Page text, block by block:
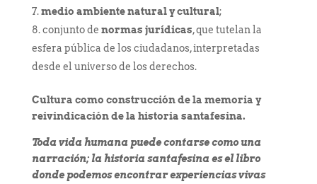
medio ambiente natural y cultural;
conjunto de normas jurídicas, que tutelan la
esfera pública de los ciudadanos, interpretadas
desde el universo de los derechos.
Cultura como construcción de la memoria y
reivindicación de la historia santafesina.
Toda vida humana puede contarse como una
narración; la historia santafesina es el libro
donde podemos encontrar experiencias vivas